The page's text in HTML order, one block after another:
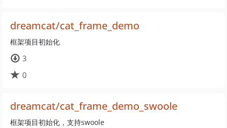
dreamcat/cat_frame_demo
框架项目初始化
3
0
dreamcat/cat_frame_demo_swoole
框架项目初始化，支持swoole